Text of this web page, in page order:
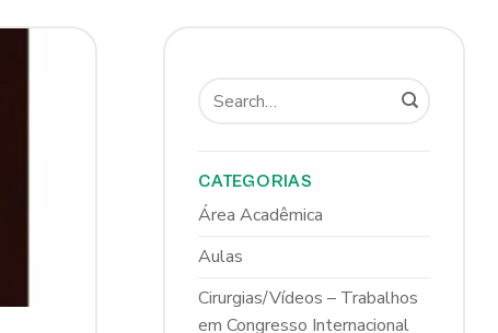
CATEGORIAS
Área Acadêmica
Aulas
Cirurgias/Vídeos – Trabalhos
em Congresso Internacional